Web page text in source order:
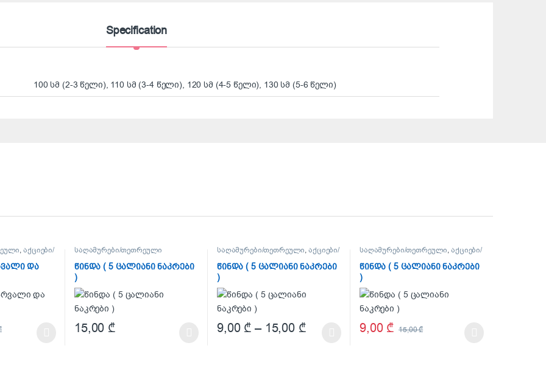
Specification
100 სმ (2-3 წელი), 110 სმ (3-4 წელი), 120 სმ (4-5 წელი), 130 სმ (5-6 წელი)
,აქციები/
და
საღამურები/თეთრეული
წინდა ( 5 ცალიანი ნაკრები
)
15,00 ₾
საღამურები/თეთრეული,აქციები/
ფასდაკლებები
OUTLET
წინდა ( 5 ცალიანი ნაკრები
)
9,00 ₾ – 15,00 ₾
საღამურები/თეთრეული,აქციები/
ფასდაკლებები
OUTLET
წინდა ( 5 ცალიანი ნაკრები
)
9,00 ₾ 15,00₾